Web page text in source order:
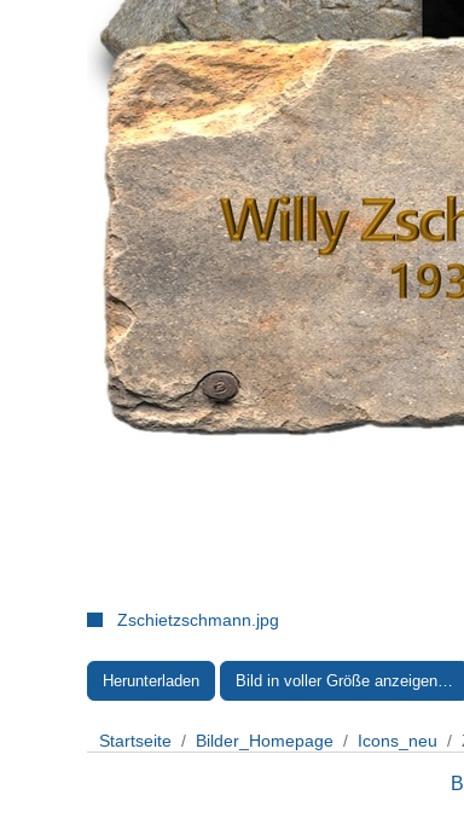
Zschietzschmann.jpg
Herunterladen Bild in voller Größe anzeigen…
Startseite Bilder_Homepage Icons_neu